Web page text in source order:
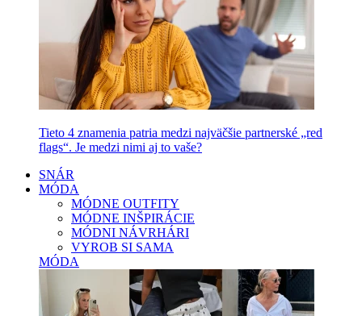
Tieto 4 znamenia patria medzi najväčšie partnerské „red
flags“. Je medzi nimi aj to vaše?
SNÁR
MÓDA
MÓDNE OUTFITY
MÓDNE INŠPIRÁCIE
MÓDNI NÁVRHÁRI
VYROB SI SAMA
MÓDA